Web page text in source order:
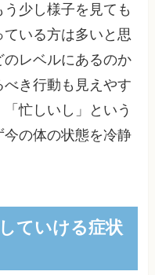
う少し様子を見ても
いる方は多いと思
レベルにあるのか
き行動も見えやす
忙しいし」という
の体の状態を冷静
ていける症状